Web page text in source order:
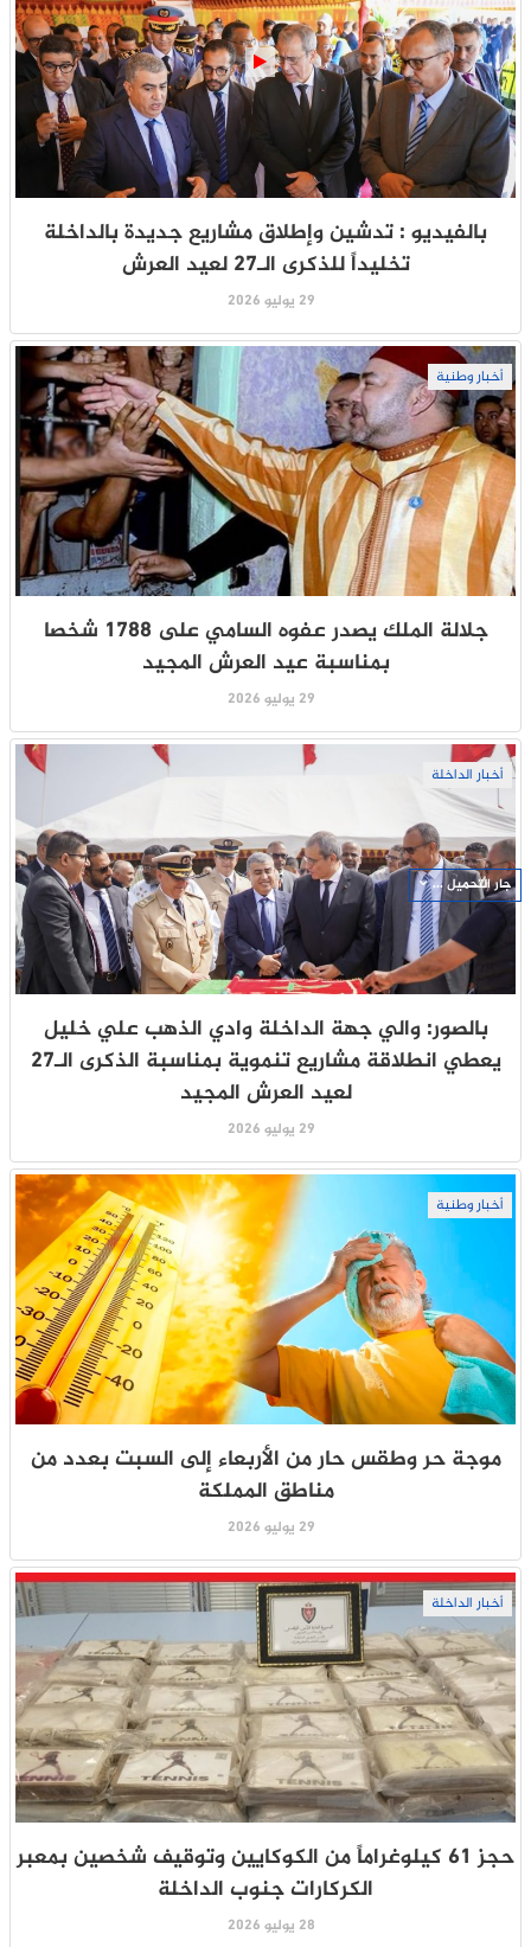
بالفيديو : تدشين وإطلاق مشاريع جديدة بالداخلة
تخليداً للذكرى الـ27 لعيد العرش
29 يوليو 2026
أخبار وطنية
جلالة الملك يصدر عفوه السامي على 1788 شخصا
بمناسبة عيد العرش المجيد
29 يوليو 2026
أخبار الداخلة
بالصور: والي جهة الداخلة وادي الذهب علي خليل
يعطي انطلاقة مشاريع تنموية بمناسبة الذكرى الـ27
لعيد العرش المجيد
29 يوليو 2026
أخبار وطنية
موجة حر وطقس حار من الأربعاء إلى السبت بعدد من
مناطق المملكة
29 يوليو 2026
أخبار الداخلة
حجز 61 كيلوغراماً من الكوكايين وتوقيف شخصين بمعبر
الكركارات جنوب الداخلة
28 يوليو 2026
جار التحميل ...